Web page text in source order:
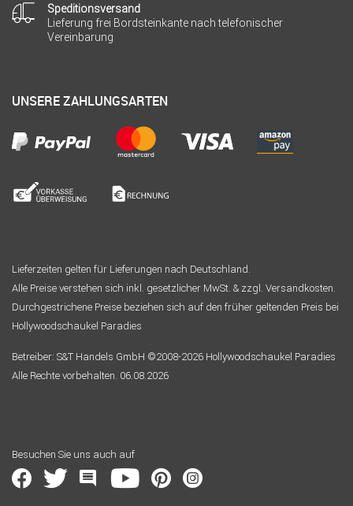
Speditionsversand
Lieferung frei Bordsteinkante nach telefonischer
Vereinbarung
UNSERE ZAHLUNGSARTEN
Lieferzeiten gelten für Lieferungen nach Deutschland.
Alle Preise verstehen sich inkl. gesetzlicher MwSt. & zzgl. Versandkosten.
Durchgestrichene Preise beziehen sich auf den früher geltenden Preis bei
Hollywoodschaukel Paradies
Betreiber: S&T Handels GmbH ©2008-2026 Hollywoodschaukel Paradies
Alle Rechte vorbehalten. 06.08.2026
Besuchen Sie uns auch auf